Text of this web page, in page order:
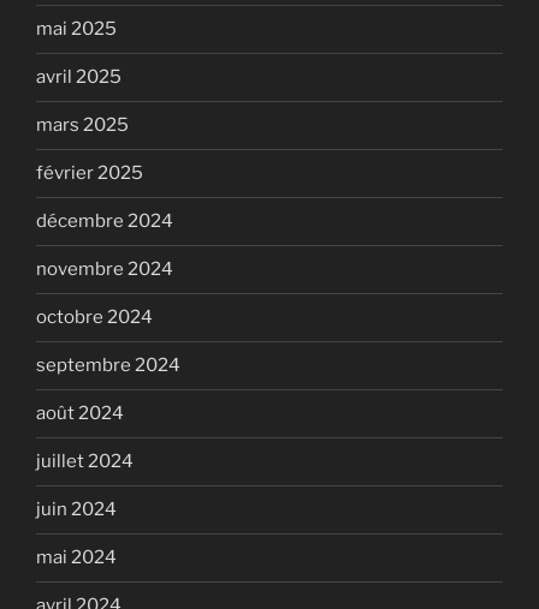
mai 2025
avril 2025
mars 2025
février 2025
décembre 2024
novembre 2024
octobre 2024
septembre 2024
août 2024
juillet 2024
juin 2024
mai 2024